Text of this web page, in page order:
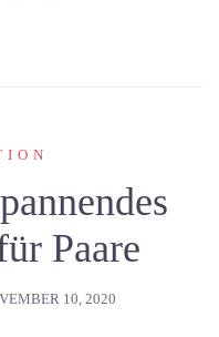
Paare
10, 2020